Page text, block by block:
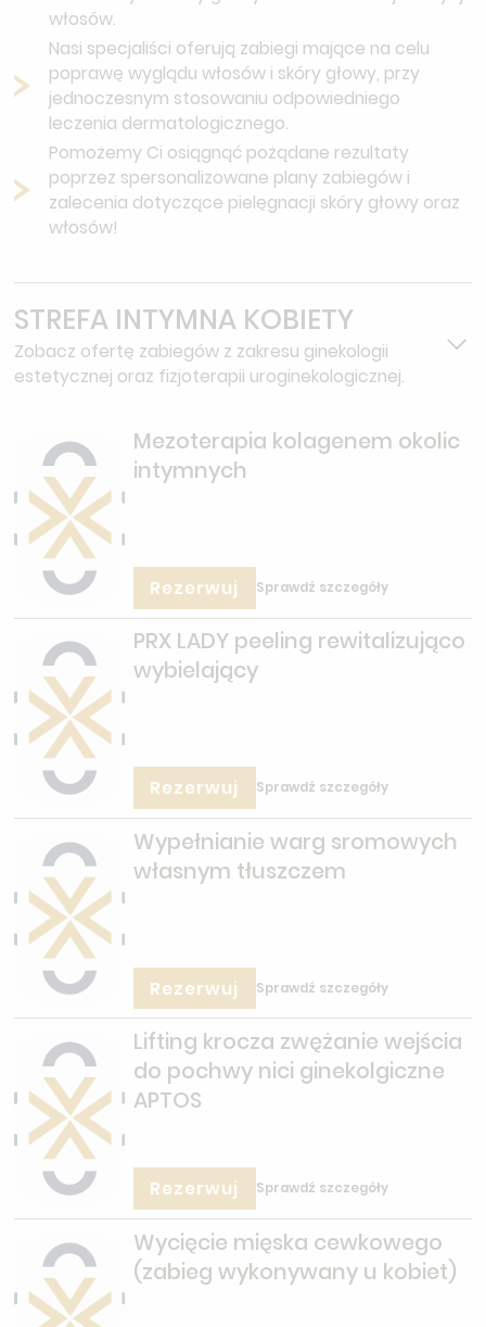
włosów.
Nasi specjaliści oferują zabiegi mające na celu
poprawę wyglądu włosów i skóry głowy, przy
jednoczesnym stosowaniu odpowiedniego
leczenia dermatologicznego.
Pomożemy Ci osiągnąć pożądane rezultaty
poprzez spersonalizowane plany zabiegów i
zalecenia dotyczące pielęgnacji skóry głowy oraz
włosów!
STREFA INTYMNA KOBIETY
Zobacz ofertę zabiegów z zakresu ginekologii
estetycznej oraz fizjoterapii uroginekologicznej.
Mezoterapia kolagenem okolic
intymnych
Rezerwuj Sprawdź szczegóły
PRX LADY peeling rewitalizująco
wybielający
Rezerwuj Sprawdź szczegóły
Wypełnianie warg sromowych
własnym tłuszczem
Rezerwuj Sprawdź szczegóły
Lifting krocza zwężanie wejścia
do pochwy nici ginekolgiczne
APTOS
Rezerwuj Sprawdź szczegóły
Wycięcie mięska cewkowego
(zabieg wykonywany u kobiet)